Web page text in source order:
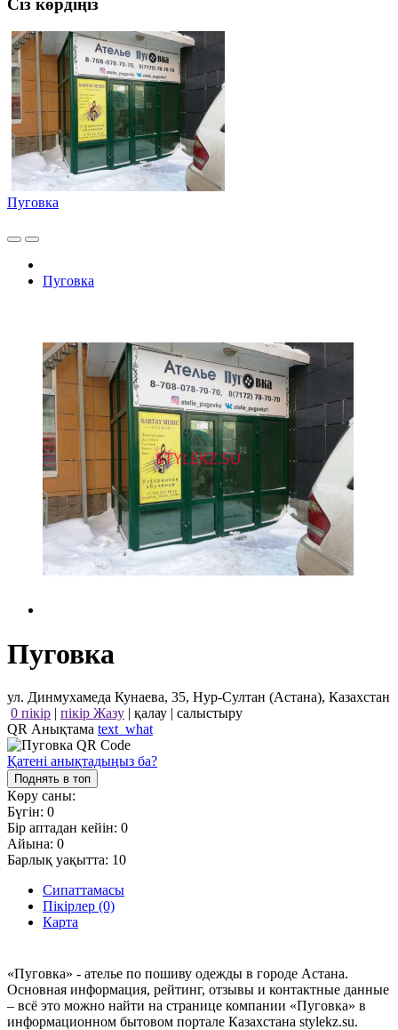
Сіз көрдіңіз
Пуговка
Пуговка
Пуговка
ул. Динмухамеда Кунаева, 35, Нур-Султан (Астана), Казахстан
0 пікір | пікір Жазу | қалау | салыстыру
QR Анықтама text_what
Қатені анықтадыңыз ба?
Поднять в топ
Көру саны:
Бүгін: 0
Бір аптадан кейін: 0
Айына: 0
Барлық уақытта: 10
Сипаттамасы
Пікірлер (0)
Карта
«Пуговка» - ателье по пошиву одежды в городе Астана.
Основная информация, рейтинг, отзывы и контактные данные
– всё это можно найти на странице компании «Пуговка» в
информационном бытовом портале Казахстана stylekz.su.